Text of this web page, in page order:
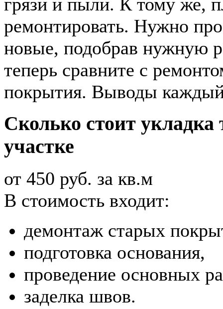
ремонтировать. Нужно
новые, подобрав нужную
теперь сравните с
покрытия. Выводы каждый
Сколько стоит
участке
от 450 руб. за кв.м
В стоимость входит:
демонтаж старых
подготовка основания,
проведение основных
заделка швов.